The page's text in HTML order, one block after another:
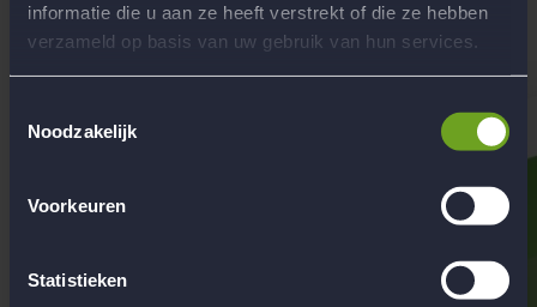
informatie die u aan ze heeft verstrekt of die ze hebben
verzameld op basis van uw gebruik van hun services.
Noodzakelijk
Voorkeuren
Statistieken
Hoofdkantoor Flow Reizen
Contact